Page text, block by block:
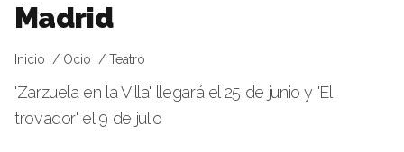
Madrid
Inicio Ocio Teatro
'Zarzuela en la Villa' llegará el 25 de junio y 'El
trovador' el 9 de julio